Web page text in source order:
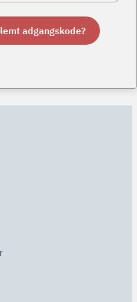
adgangskode?